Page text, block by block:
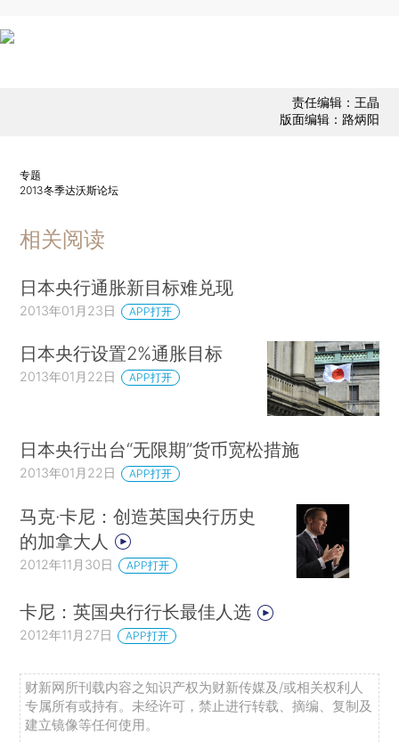
责任编辑：王晶
版面编辑：路炳阳
专题
2013冬季达沃斯论坛
相关阅读
日本央行通胀新目标难兑现
2013年01月23日 APP打开
日本央行设置2%通胀目标
2013年01月22日 APP打开
日本央行出台“无限期”货币宽松措施
2013年01月22日 APP打开
马克·卡尼：创造英国央行历史
的加拿大人
2012年11月30日 APP打开
卡尼：英国央行行长最佳人选
2012年11月27日 APP打开
财新网所刊载内容之知识产权为财新传媒及/或相关权利人
专属所有或持有。未经许可，禁止进行转载、摘编、复制及
建立镜像等任何使用。